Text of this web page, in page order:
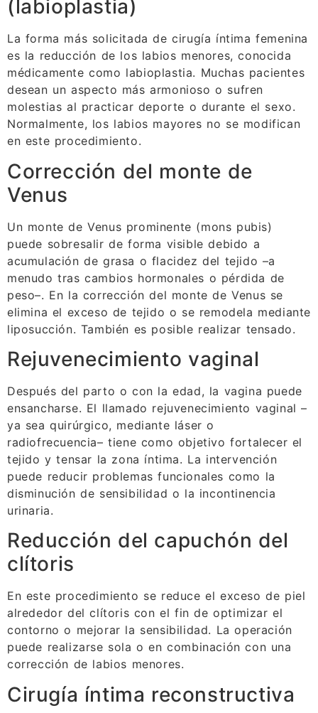
(labioplastia)
La forma más solicitada de cirugía íntima femenina
es la reducción de los labios menores, conocida
médicamente como labioplastia. Muchas pacientes
desean un aspecto más armonioso o sufren
molestias al practicar deporte o durante el sexo.
Normalmente, los labios mayores no se modifican
en este procedimiento.
Corrección del monte de
Venus
Un monte de Venus prominente (mons pubis)
puede sobresalir de forma visible debido a
acumulación de grasa o flacidez del tejido –a
menudo tras cambios hormonales o pérdida de
peso–. En la corrección del monte de Venus se
elimina el exceso de tejido o se remodela mediante
liposucción. También es posible realizar tensado.
Rejuvenecimiento vaginal
Después del parto o con la edad, la vagina puede
ensancharse. El llamado rejuvenecimiento vaginal –
ya sea quirúrgico, mediante láser o
radiofrecuencia– tiene como objetivo fortalecer el
tejido y tensar la zona íntima. La intervención
puede reducir problemas funcionales como la
disminución de sensibilidad o la incontinencia
urinaria.
Reducción del capuchón del
clítoris
En este procedimiento se reduce el exceso de piel
alrededor del clítoris con el fin de optimizar el
contorno o mejorar la sensibilidad. La operación
puede realizarse sola o en combinación con una
corrección de labios menores.
Cirugía íntima reconstructiva